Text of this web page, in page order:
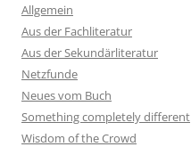
Allgemein
Aus der Fachliteratur
Aus der Sekundärliteratur
Netzfunde
Neues vom Buch
Something completely different
Wisdom of the Crowd